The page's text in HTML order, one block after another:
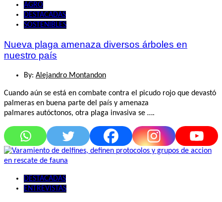
AGRO
DESTACADAS
SOSTENIBLES
Nueva plaga amenaza diversos árboles en
nuestro país
By: Alejandro Montandon
Cuando aún se está en combate contra el picudo rojo que devastó
palmeras en buena parte del país y amenaza
palmares autóctonos, otra plaga invasiva se ….
DESTACADAS
ENTREVISTAS